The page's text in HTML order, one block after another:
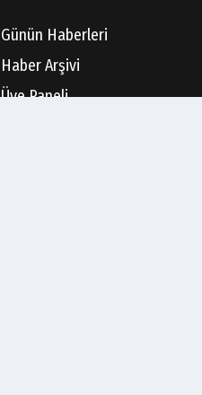
Günün Haberleri
Haber Arşivi
Üye Paneli